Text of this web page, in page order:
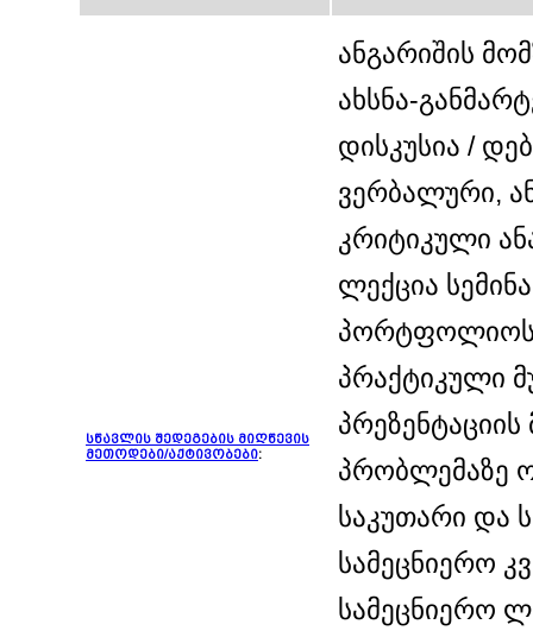
სწავლის შედეგების მიღწევის
მეთოდები/აქტივობები:
ანგარიშის
ახსნა-
დისკუსია /
ვერბალური,
კრიტიკული
ლექცია
პორტფოლიოს
პრაქტიკული
პრობლემაზე
საკუთარი და
სამეცნიერო
სამეცნიერო